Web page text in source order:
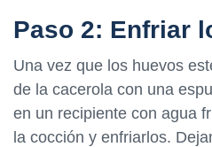
Paso 2: Enfriar
Una vez que los huevos
de la cacerola con una
en un recipiente con agua
la cocción y enfriarlos.